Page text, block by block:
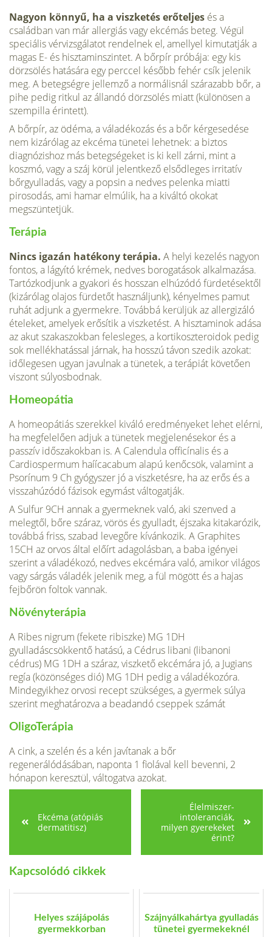
Nagyon könnyű, ha a viszketés erőteljes és a
családban van már allergiás vagy ekcémás beteg. Végül
speciális vérvizs­gálatot rendelnek el, amellyel kimutatják a
magas E- és hisztaminszintet. A bőrpír próbája: egy kis
dörzsölés hatására egy perccel később fehér csík jelenik
meg. A be­tegségre jellemző a normálisnál szárazabb bőr, a
pihe pedig ritkul az állandó dörzsölés miatt (különösen a
szempilla érintett).
A bőrpír, az ödéma, a váladékozás és a bőr kérgesedése
nem kizárólag az ekcéma tünetei lehetnek: a biztos
diagnózishoz más betegségeket is ki kell zárni, mint a
koszmó, vagy a száj körül jelentkező elsődleges irritatív
bőrgyulladás, vagy a popsin a nedves pelenka miatti
pirosodás, ami hamar elmúlik, ha a kiváltó okokat
megszüntetjük.
Terápia
Nincs igazán hatékony terápia. A helyi kezelés nagyon
fontos, a lágyító krémek, nedves borogatások alkalmazá­sa.
Tartózkodjunk a gyakori és hosszan elhúzódó fürdetésektől
(kizárólag olajos fürdetőt használjunk), kényelmes pamut
ruhát adjunk a gyermekre. Továbbá kerüljük az allergizáló
ételeket, amelyek erősítik a viszketést. A hisztaminok adása
az akut sza­kaszokban felesleges, a kortikoszteroidok pedig
sok mellékhatással járnak, ha hosszú távon szedik azokat:
időlegesen ugyan javulnak a tünetek, a terápiát követően
viszont súlyosbodnak.
Homeopátia
A homeopátiás szerekkel kiváló eredményeket lehet elérni,
ha meg­felelően adjuk a tünetek megjelenésekor és a
passzív időszakokban is. A Calendula officínalis és a
Cardiospermum haíícacabum alapú kenőcsök, valamint a
Psorínum 9 Ch gyógyszer jó a viszketésre, ha az erős és a
visszahúzódó fázisok egymást váltogatják.
A Sulfur 9CH annak a gyermeknek való, aki szenved a
melegtől, bőre száraz, vörös és gyulladt, éjszaka kitakarózik,
továbbá friss, szabad levegőre kívánkozik. A Graphites
15CH az orvos által előírt adagolásban, a baba igényei
szerint a váladékozó, nedves ekcémára való, amikor világos
vagy sárgás váladék jelenik meg, a fül mögött és a hajas
fejbőrön foltok vannak.
Növényterápia
A Ribes nigrum (feke­te ribiszke) MG 1DH
gyulladáscsökkentő hatású, a Cédrus libani (libanoni
cédrus) MG 1DH a száraz, viszkető ekcémára jó, a Jugians
regía (közönséges dió) MG 1DH pedig a váladékozóra.
Mindegyikhez orvosi recept szükséges, a gyermek súlya
szerint meghatározva a beadandó cseppek számát
OligoTerápia
A cink, a szelén és a kén javítanak a bőr
regenerálódásában, naponta 1 fiolával kell bevenni, 2
hónapon keresztül, váltogatva azokat.
Ekcéma (atópiás
dermatitisz)
Élelmiszer-
intoleranciák,
milyen gyerekeket
érint?
Kapcsolódó cikkek
Helyes szájápolás
gyermekkorban
Szájnyálkahártya gyulladás
tünetei gyermekeknél